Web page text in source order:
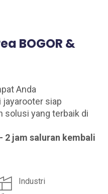
BOGOR &
Anda
siap
solusi yang terbaik di
2 jam saluran kembali
Industri